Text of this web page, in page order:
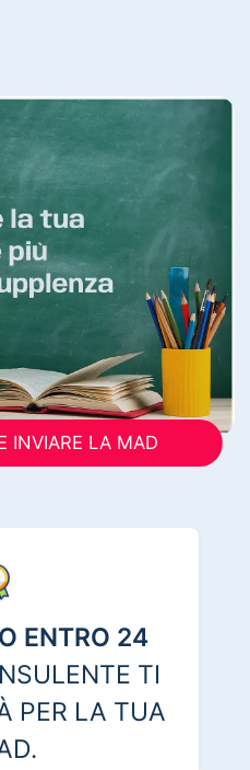
INVIARE LA MAD
ENTRO 24
TI
PER LA TUA